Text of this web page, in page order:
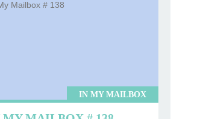
IN MY MAILBOX